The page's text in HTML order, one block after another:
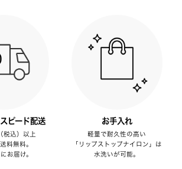
ピード配送
税込）以上
料無料。
お届け。
お手入れ
軽量で耐久性の高い
「リップストップナイロン」は
水洗いが可能。